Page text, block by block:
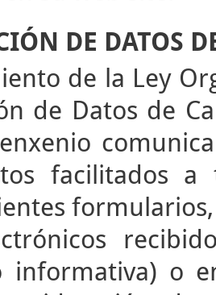
DE DATOS
de la Ley
de Datos de
facilitados
informativa) o